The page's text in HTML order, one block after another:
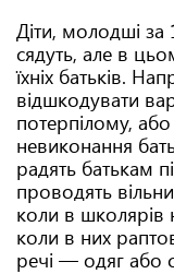
Діти, молодші за
сядуть, але в
їхніх батьків.
відшкодувати
потерпілому, або
невиконання
радять батькам
проводять
коли в школярів
коли в них
речі — одяг або